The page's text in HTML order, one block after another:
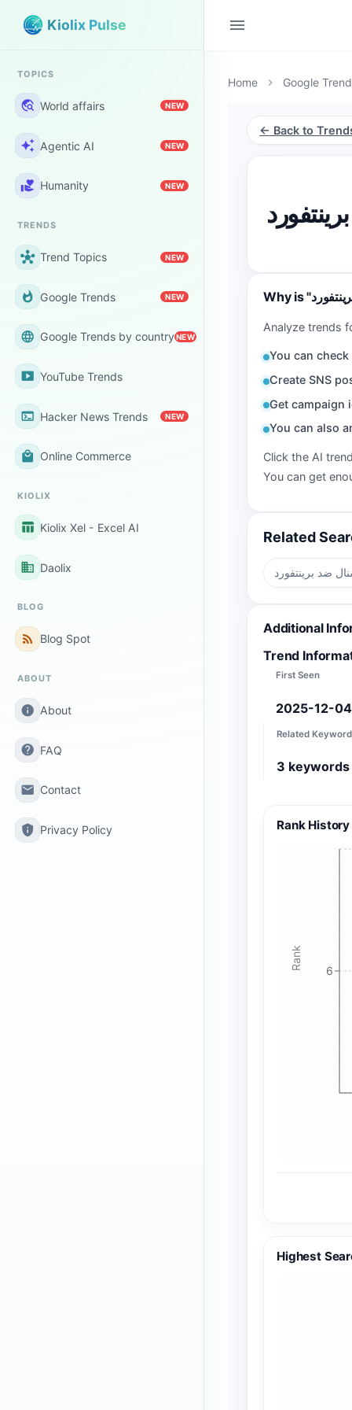
Kiolix Pulse
TOPICS
travel_explore World affairs NEW
auto_awesome Agentic AI NEW
volunteer_activism Humanity NEW
TRENDS
hub Trend Topics NEW
whatshot Google Trends NEW
language Google Trends by countryNEW
smart_display YouTube Trends
terminal Hacker News Trends NEW
local_mall Online Commerce
KIOLIX
table_chart Kiolix Xel - Excel AI
business Daolix
BLOG
rss_feed Blog Spot
ABOUT
info About
help FAQ
email Contact
privacy_tip Privacy Policy
menu
Home chevron_right Google
← Back to
You can
Create SNS
Get campaign
You can also
Click the AI
You can get
Related
ضد برينتفورد
Additional
Trend
First Seen
2025-12-04
Related
3 keywords
Rank History
6
Rank
Highest